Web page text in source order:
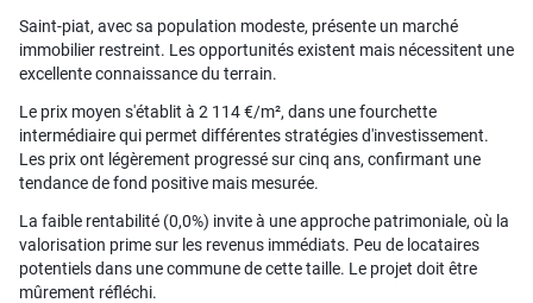
Saint-piat, avec sa population modeste, présente un marché
immobilier restreint. Les opportunités existent mais nécessitent une
excellente connaissance du terrain.
Le prix moyen s'établit à 2 114 €/m², dans une fourchette
intermédiaire qui permet différentes stratégies d'investissement.
Les prix ont légèrement progressé sur cinq ans, confirmant une
tendance de fond positive mais mesurée.
La faible rentabilité (0,0%) invite à une approche patrimoniale, où la
valorisation prime sur les revenus immédiats. Peu de locataires
potentiels dans une commune de cette taille. Le projet doit être
mûrement réfléchi.